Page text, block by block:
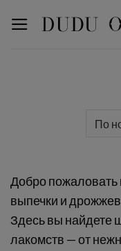
Добро
выпечки и
Здесь вы найдете
лакомств — от